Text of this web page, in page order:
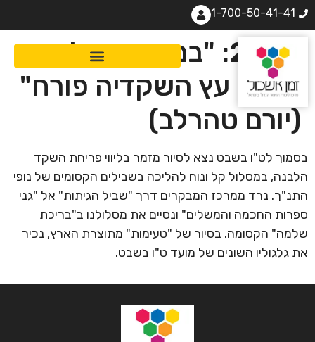
1-700-50-41-41
סיור 2: "במדרון מעל
הואדי עץ השקדיה פורח"
(יורם טהרלב)
בסמוך לט"ו בשבט נצא לסיור מזמר בליווי פריחת השקד
הלבנה, במסלול קל ונוח להליכה בשבילים הקסומים של נופי
התנ"ך. נרד ממרכז המבקרים דרך "שביל הגיתות" אל "גני
ספרות החכמה והמשלים" ונסיים את מסלולנו ב"בריכת
שלמה" הקסומה. בסיור של "טעימות" מתוצרת הארץ, נכיר
את גלגוליו השונים של מועד ט"ו בשבט.